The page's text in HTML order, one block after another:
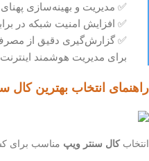
✅ مدیریت و بهینه‌سازی پهنای
✅ افزایش امنیت شبکه در
✅ گزارش‌گیری دقیق از مصرف
برای مدیریت هوشمند اینترنت خود،
راهنمای انتخاب بهترین
انتخابکال سنتر ویپ مناسب برای